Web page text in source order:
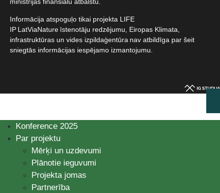
ministrijas finansiālu atbalstu.​
Informācija atspoguļo tikai projekta LIFE
IP LatViaNature īstenotāju redzējumu, Eiropas Klimata,
infrastruktūras un vides izpildaģentūra nav atbildīga par šeit
sniegtās informācijas iespējamo izmantojumu.​
Konference 2025
Par projektu
Mērķi un uzdevumi
Plānotie ieguvumi
Projekta jomas
Partnerība